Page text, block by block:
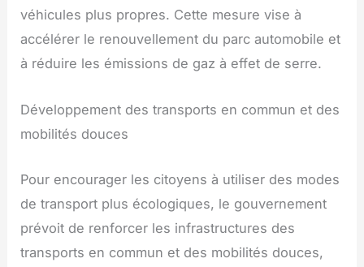
véhicules plus propres. Cette mesure vise à
accélérer le renouvellement du parc automobile et
à réduire les émissions de gaz à effet de serre.
Développement des transports en commun et des
mobilités douces
Pour encourager les citoyens à utiliser des modes
de transport plus écologiques, le gouvernement
prévoit de renforcer les infrastructures des
transports en commun et des mobilités douces,